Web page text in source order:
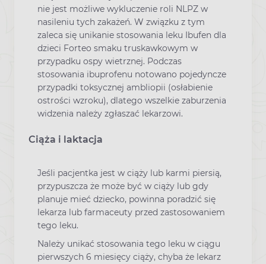
nie jest możliwe wykluczenie roli NLPZ w
nasileniu tych zakażeń. W związku z tym
zaleca się unikanie stosowania leku Ibufen dla
dzieci Forteo smaku truskawkowym w
przypadku ospy wietrznej. Podczas
stosowania ibuprofenu notowano pojedyncze
przypadki toksycznej ambliopii (osłabienie
ostrości wzroku), dlatego wszelkie zaburzenia
widzenia należy zgłaszać lekarzowi.
Ciąża i laktacja
Jeśli pacjentka jest w ciąży lub karmi piersią,
przypuszcza że może być w ciąży lub gdy
planuje mieć dziecko, powinna poradzić się
lekarza lub farmaceuty przed zastosowaniem
tego leku.
Należy unikać stosowania tego leku w ciągu
pierwszych 6 miesięcy ciąży, chyba że lekarz